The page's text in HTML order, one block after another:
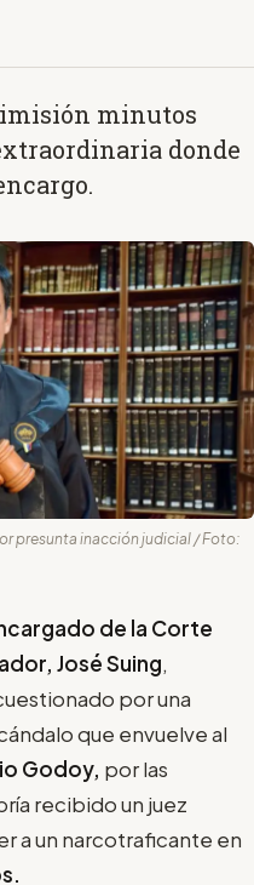
minutos
donde
presunta inacción judicial / Foto:
de la Corte
José Suing,
por una
que envuelve al
Godoy, por las
recibido un juez
a un narcotraficante en